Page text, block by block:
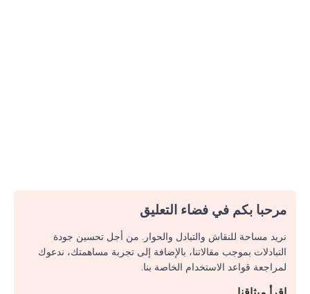
مرحبا بكم في فضاء التعليق
نريد مساحة للنقاش والتبادل والحوار. من أجل تحسين جودة
التبادلات بموجب مقالاتنا، بالإضافة إلى تجربة مساهمتك، ندعوك
لمراجعة قواعد الاستخدام الخاصة بنا.